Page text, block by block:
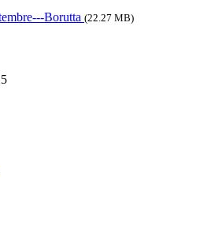
Borutta (22.27 MB)